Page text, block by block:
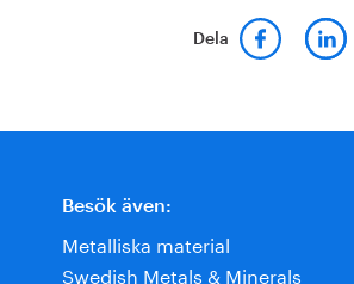
Dela
Besök även:
Metalliska material
Swedish Metals & Minerals